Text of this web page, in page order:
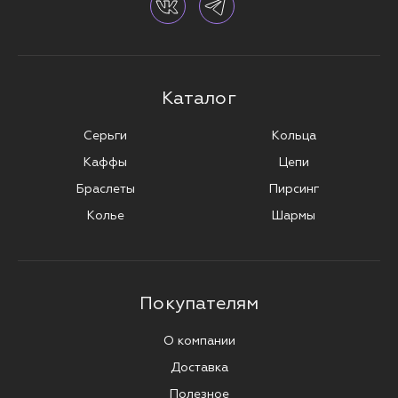
Каталог
Серьги
Каффы
Браслеты
Колье
Кольца
Цепи
Пирсинг
Шармы
Покупателям
О компании
Доставка
Полезное